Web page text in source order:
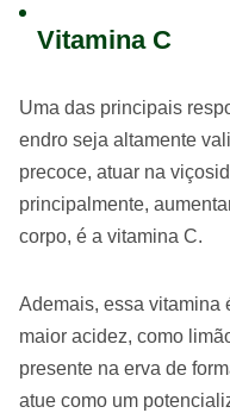
Vitamina C
Uma das principais
endro seja altamente
precoce, atuar na
principalmente,
corpo, é a vitamina C.
Ademais, essa vitamina
maior acidez, como
presente na erva de
atue como um